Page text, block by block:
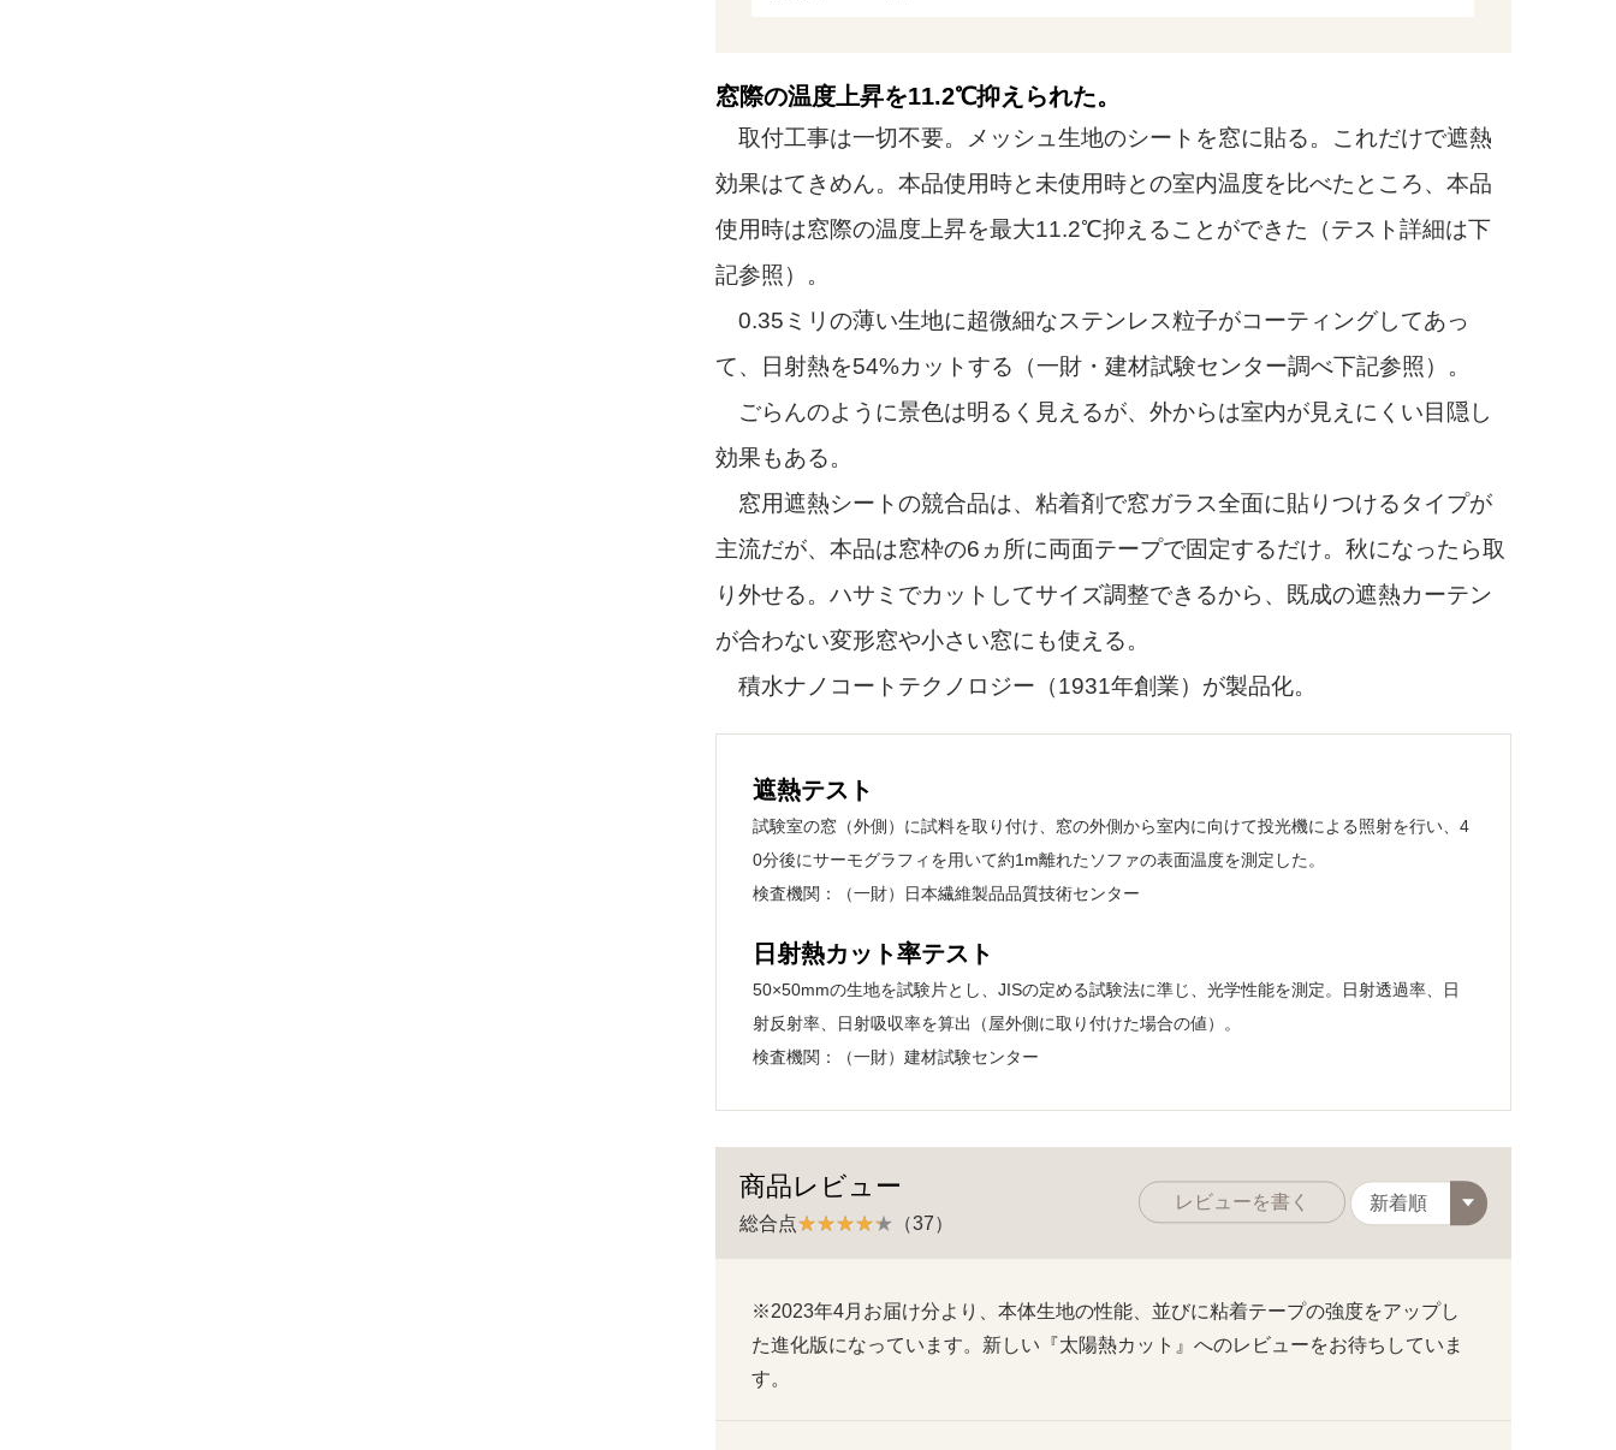
窓際の温度上昇を11.2℃抑えられた。
取付工事は一切不要。メッシュ生地のシートを窓に貼る。これだけで遮熱
効果はてきめん。本品使用時と未使用時との室内温度を比べたところ、本品
使用時は窓際の温度上昇を最大11.2℃抑えることができた（テスト詳細は下
記参照）。
0.35ミリの薄い生地に超微細なステンレス粒子がコーティングしてあっ
て、日射熱を54%カットする（一財・建材試験センター調べ下記参照）。
ごらんのように景色は明るく見えるが、外からは室内が見えにくい目隠し
効果もある。
窓用遮熱シートの競合品は、粘着剤で窓ガラス全面に貼りつけるタイプが
主流だが、本品は窓枠の6ヵ所に両面テープで固定するだけ。秋になったら取
り外せる。ハサミでカットしてサイズ調整できるから、既成の遮熱カーテン
が合わない変形窓や小さい窓にも使える。
積水ナノコートテクノロジー（1931年創業）が製品化。
遮熱テスト
試験室の窓（外側）に試料を取り付け、窓の外側から室内に向けて投光機による照射を行い、4
0分後にサーモグラフィを用いて約1m離れたソファの表面温度を測定した。
検査機関：（一財）日本繊維製品品質技術センター
日射熱カット率テスト
50×50mmの生地を試験片とし、JISの定める試験法に準じ、光学性能を測定。日射透過率、日
射反射率、日射吸収率を算出（屋外側に取り付けた場合の値）。
検査機関：（一財）建材試験センター
商品レビュー
総合点 （37）
レビューを書く
※2023年4月お届け分より、本体生地の性能、並びに粘着テープの強度をアップし
た進化版になっています。新しい『太陽熱カット』へのレビューをお待ちしていま